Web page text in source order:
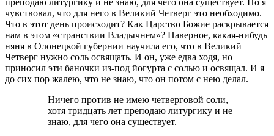
преподаю литургику и не знаю, для чего она существует. Но я
чувствовал, что для него в Великий Четверг это необходимо.
Что в этот день происходит? Как Царство Божие раскрывается
нам в этом «странствии Владычнем»? Наверное, какая-нибудь
няня в Олонецкой губернии научила его, что в Великий
Четверг нужно соль освящать. И он, уже едва ходя, но
приносил эти баночки из-под йогурта с солью и освящал. И я
до сих пор жалею, что не знаю, что он потом с нею делал.
Ничего против не имею четверговой соли,
хотя тридцать лет преподаю литургику и не
знаю, для чего она существует.